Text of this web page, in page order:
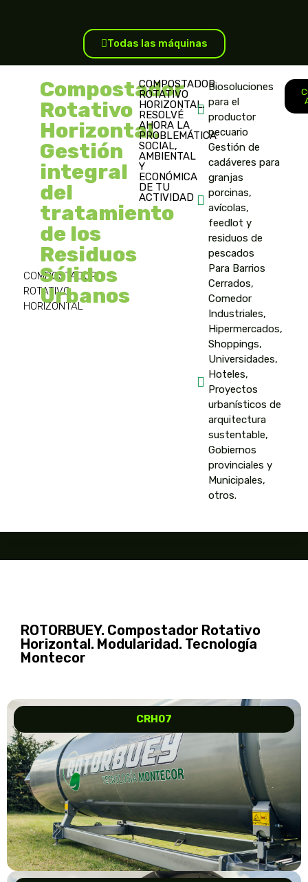
Todas las máquinas
COMPOSTADOR
ROTATIVO
HORIZONTAL
Compostador
Rotativo
Horizontal.
Gestión
integral
del
tratamiento
de los
Residuos
Sólidos
Urbanos
COMPOSTADOR
ROTATIVO
HORIZONTAL.
RESOLVÉ
AHORA LA
PROBLEMÁTICA
SOCIAL,
AMBIENTAL
Y
ECONÓMICA
DE TU
ACTIVIDAD
Biosoluciones
para el
productor
pecuario
Gestión de
cadáveres para
granjas
porcinas,
avícolas,
feedlot y
residuos de
pescados
Para Barrios
Cerrados,
Comedor
Industriales,
Hipermercados,
Shoppings,
Universidades,
Hoteles,
Proyectos
urbanísticos de
arquitectura
sustentable,
Gobiernos
provinciales y
Municipales,
otros.
ROTORBUEY. Compostador Rotativo
Horizontal. Modularidad. Tecnología
Montecor
CRH07